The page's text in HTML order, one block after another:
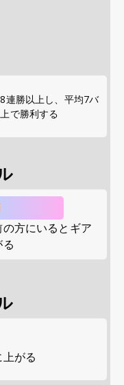
連勝以上し、平均7バ
で勝利する
方にいるとギア
がる